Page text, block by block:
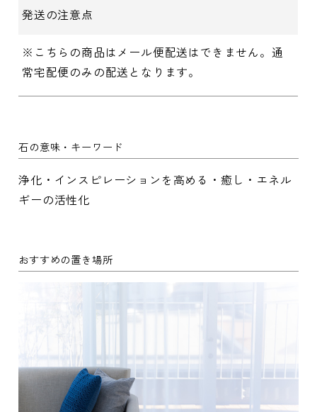
発送の注意点
※こちらの商品はメール便配送はできません。通
常宅配便のみの配送となります。
石の意味・キーワード
浄化・インスピレーションを高める・癒し・エネル
ギーの活性化
おすすめの置き場所